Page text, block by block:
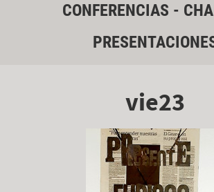
CONFERENCIAS -
vie23